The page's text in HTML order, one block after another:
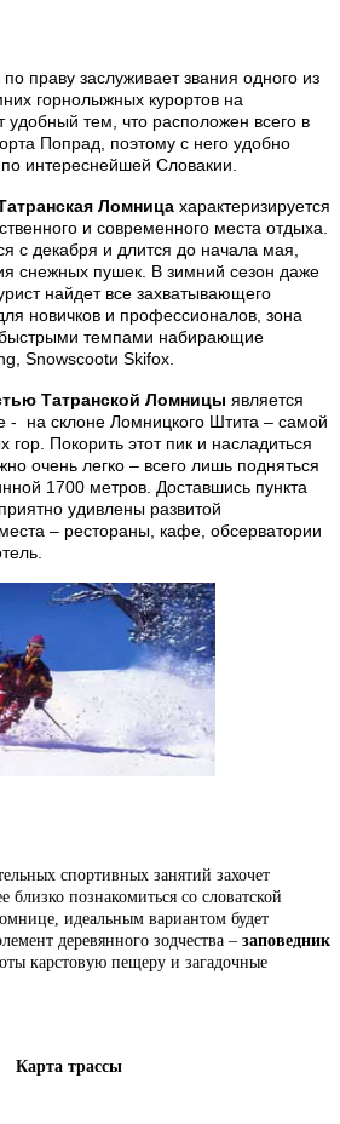
по праву заслуживает звания одного из
горнолыжных курортов на
удобный тем, что расположен всего в
Попрад, поэтому с него удобно
интереснейшей Словакии.
Ломница характеризируется
и современного места отдыха.
с декабря и длится до начала мая,
снежных пушек. В зимний сезон даже
найдет все захватывающего
новичков и профессионалов, зона
темпами набирающие
Snowscootи Skifox.
Татранской Ломницы является
- на склоне Ломницкого Штита – самой
гор. Покорить этот пик и насладиться
очень легко – всего лишь подняться
1700 метров. Доставшись пункта
удивлены развитой
– рестораны, кафе, обсерватории
спортивных занятий захочет
близко познакомиться со словатской
идеальным вариантом будет
деревянного зодчества – заповедник
карстовую пещеру и загадочные
Карта трассы